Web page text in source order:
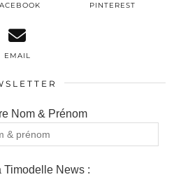
PINTEREST
EMAIL
Nom & Prénom
Timodelle News :